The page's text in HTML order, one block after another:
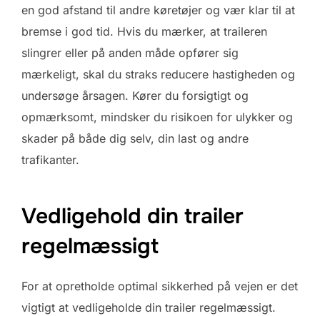
en god afstand til andre køretøjer og vær klar til at
bremse i god tid. Hvis du mærker, at traileren
slingrer eller på anden måde opfører sig
mærkeligt, skal du straks reducere hastigheden og
undersøge årsagen. Kører du forsigtigt og
opmærksomt, mindsker du risikoen for ulykker og
skader på både dig selv, din last og andre
trafikanter.
Vedligehold din trailer
regelmæssigt
For at opretholde optimal sikkerhed på vejen er det
vigtigt at vedligeholde din trailer regelmæssigt.